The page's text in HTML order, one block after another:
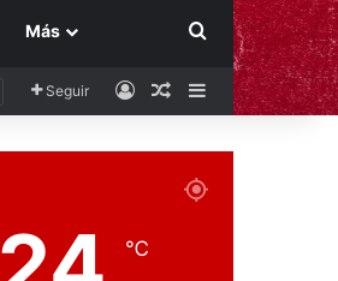
Más Buscar por
Seguir AccesoPublicación al
Barra lateral
℃